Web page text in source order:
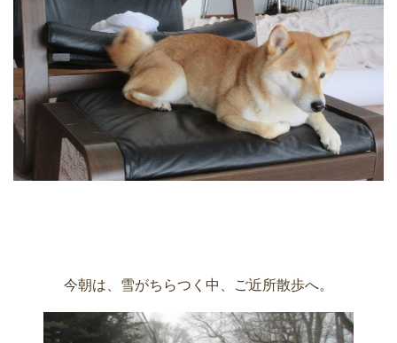
今朝は、雪がちらつく中、ご近所散歩へ。